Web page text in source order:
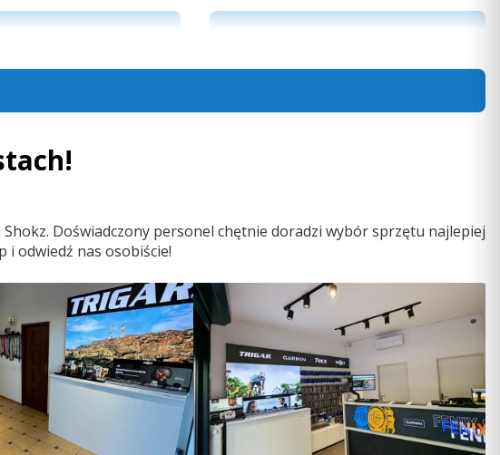
5.0
Solar [010-02541-61]
Garmin Foretrex 901 Ballistic Edition [010-
02760-00]
PRODUCENT
GARMIN
Doświadczony personel chętnie doradzi wybór sprzętu najlepiej
i odwiedź nas osobiście!